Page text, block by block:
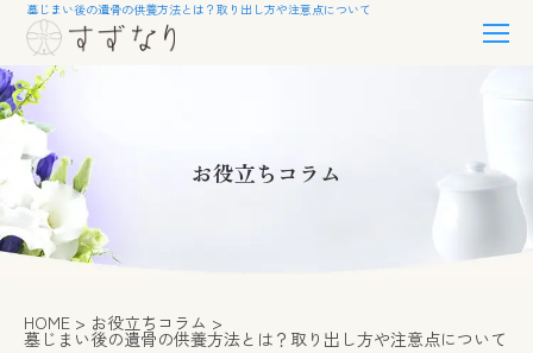
墓じまい後の遺骨の供養方法とは？取り出し方や注意点について
お役立ちコラム
HOME お役立ちコラム
墓じまい後の遺骨の供養方法とは？取り出し方や注意点について